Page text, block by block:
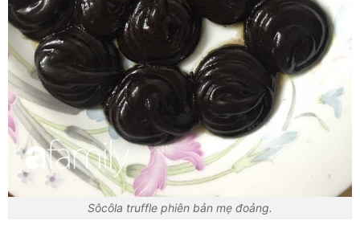
Sôcôla truffle phiên bản mẹ đoảng.